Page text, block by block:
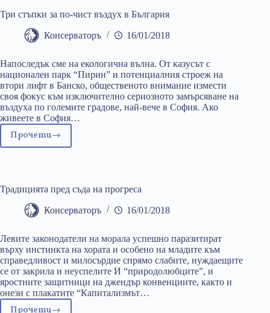
от
половите
квоти
Три стъпки за по-чист въздух в България
Консерваторъ 16/01/2018
Напоследък сме на екологична вълна. От казусът с
национален парк “Пирин” и потенциалния строеж на
втори лифт в Банско, общественото внимание измести
своя фокус към изключително сериозното замърсяване на
въздуха по големите градове, най-вече в София. Ако
живеете в София…
Прочети
Три
чист
въздух
в
Традицията пред съда на прогреса
Консерваторъ 16/01/2018
Левите законодатели на морала успешно паразитират
върху инстинкта на хората и особено на младите към
справедливост и милосърдие спрямо слабите, нуждаещите
се от закрила и неуспелите И “природолюбците”, и
яростните защитници на джендър конвенциите, както и
онези с плакатите “Капитализмът…
Прочети